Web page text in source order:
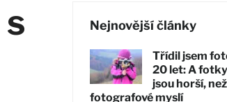
Nejnovější články
Třídil jsem
20 let: A
jsou horší,
fotografové myslí